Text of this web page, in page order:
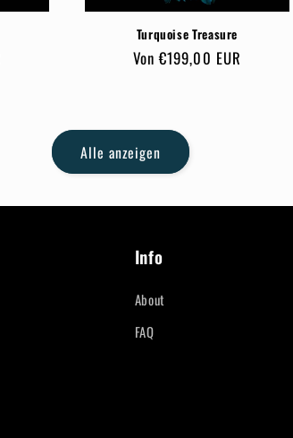
Turquoise Treasure
Normaler
Von €199,00 EUR
Alle anzeigen
Info
About
FAQ